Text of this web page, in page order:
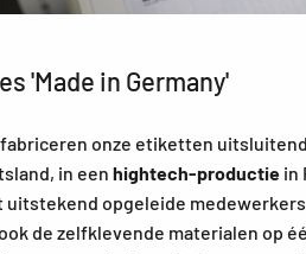
'Made in Germany'
onze etiketten
in een hightech-productie in
uitstekend opgeleide
de zelfklevende materialen op